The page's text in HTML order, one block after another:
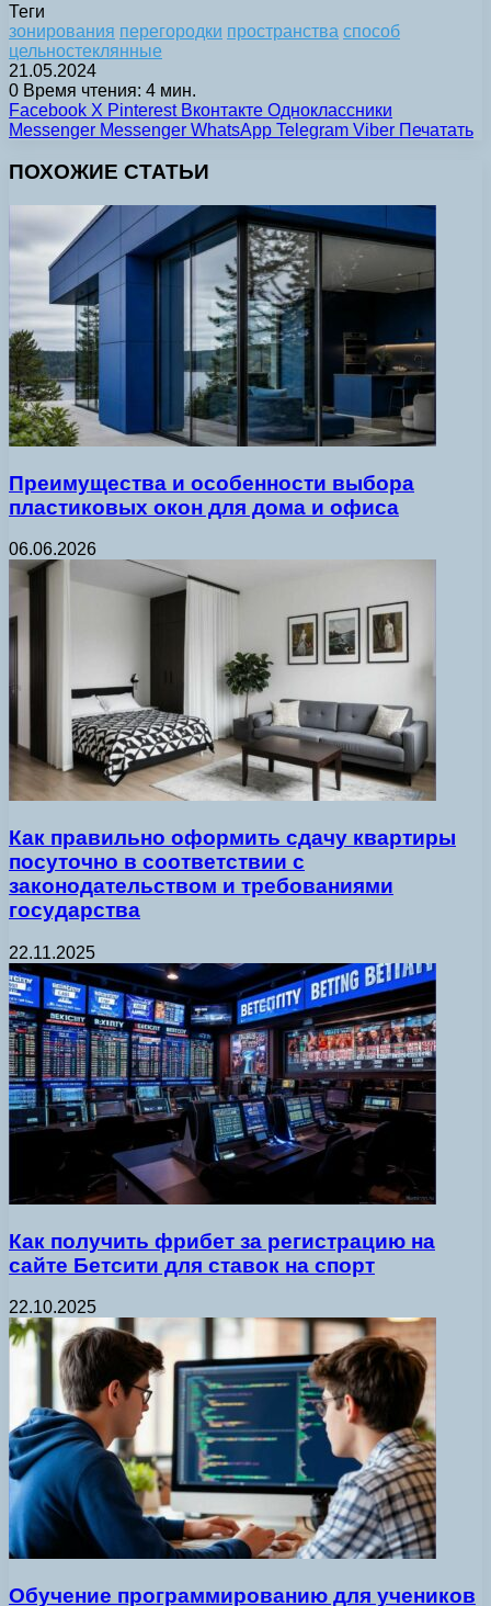
Теги
зонирования перегородки пространства способ
цельностеклянные
21.05.2024
0 Время чтения: 4 мин.
Facebook X Pinterest Вконтакте Одноклассники
Messenger Messenger WhatsApp Telegram Viber Печатать
ПОХОЖИЕ СТАТЬИ
Преимущества и особенности выбора
пластиковых окон для дома и офиса
06.06.2026
Как правильно оформить сдачу квартиры
посуточно в соответствии с
законодательством и требованиями
государства
22.11.2025
Как получить фрибет за регистрацию на
сайте Бетсити для ставок на спорт
22.10.2025
Обучение программированию для учеников